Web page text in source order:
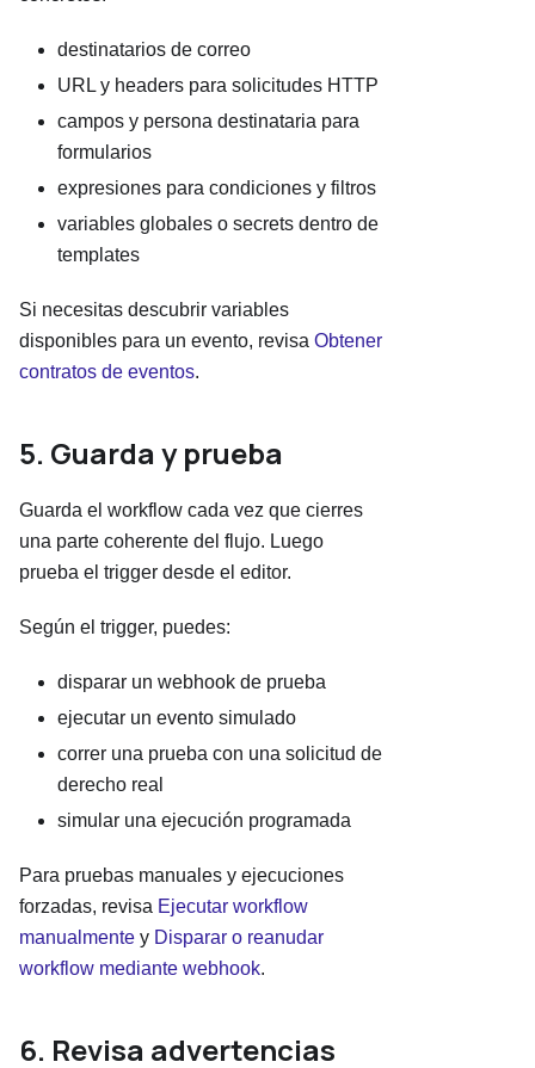
destinatarios de correo
URL y headers para solicitudes HTTP
campos y persona destinataria para
formularios
expresiones para condiciones y filtros
variables globales o secrets dentro de
templates
Si necesitas descubrir variables
disponibles para un evento, revisa Obtener
contratos de eventos.
5. Guarda y prueba
Guarda el workflow cada vez que cierres
una parte coherente del flujo. Luego
prueba el trigger desde el editor.
Según el trigger, puedes:
disparar un webhook de prueba
ejecutar un evento simulado
correr una prueba con una solicitud de
derecho real
simular una ejecución programada
Para pruebas manuales y ejecuciones
forzadas, revisa Ejecutar workflow
manualmente y Disparar o reanudar
workflow mediante webhook.
6. Revisa advertencias